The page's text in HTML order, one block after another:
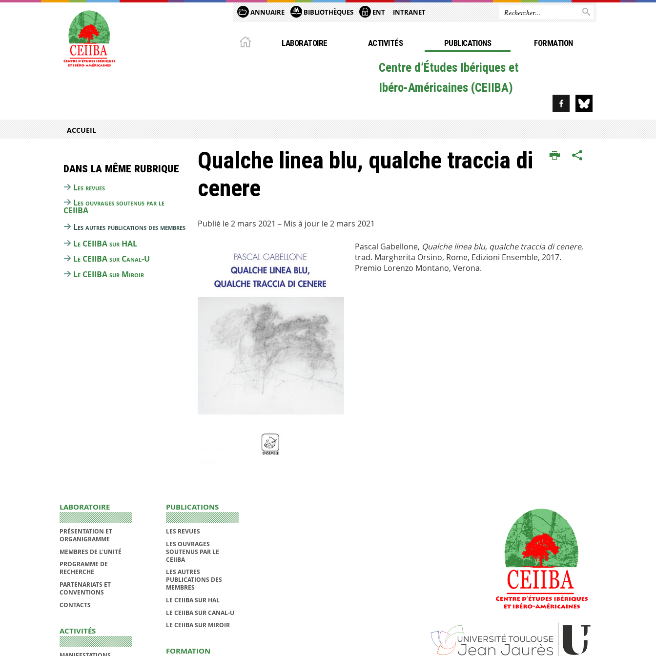
ANNUAIRE BIBLIOTHÈQUES ENT INTRANET
LABORATOIRE ACTIVITÉS PUBLICATIONS FORMATION
Centre d’Études Ibériques et
Ibéro-Américaines (CEIIBA)
ACCUEIL
Qualche linea blu, qualche traccia di
cenere
Publié le 2 mars 2021 – Mis à jour le 2 mars 2021
Pascal Gabellone, Qualche linea blu, qualche traccia di cenere,
trad. Margherita Orsino, Rome, Edizioni Ensemble, 2017.
Premio Lorenzo Montano, Verona.
Dans la même rubrique
Les revues
Les ouvrages soutenus par le
CEIIBA
Les autres publications des membres
Le CEIIBA sur HAL
Le CEIIBA sur Canal-U
Le CEIIBA sur Miroir
LABORATOIRE
PRÉSENTATION ET
ORGANIGRAMME
MEMBRES DE L'UNITÉ
PROGRAMME DE
RECHERCHE
PARTENARIATS ET
CONVENTIONS
CONTACTS
ACTIVITÉS
PUBLICATIONS
LES REVUES
LES OUVRAGES
SOUTENUS PAR LE
CEIIBA
LES AUTRES
PUBLICATIONS DES
MEMBRES
LE CEIIBA SUR HAL
LE CEIIBA SUR CANAL-U
LE CEIIBA SUR MIROIR
FORMATION